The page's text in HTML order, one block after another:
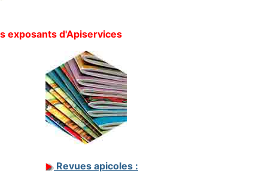
exposants d'Apiservices
Revues apicoles :